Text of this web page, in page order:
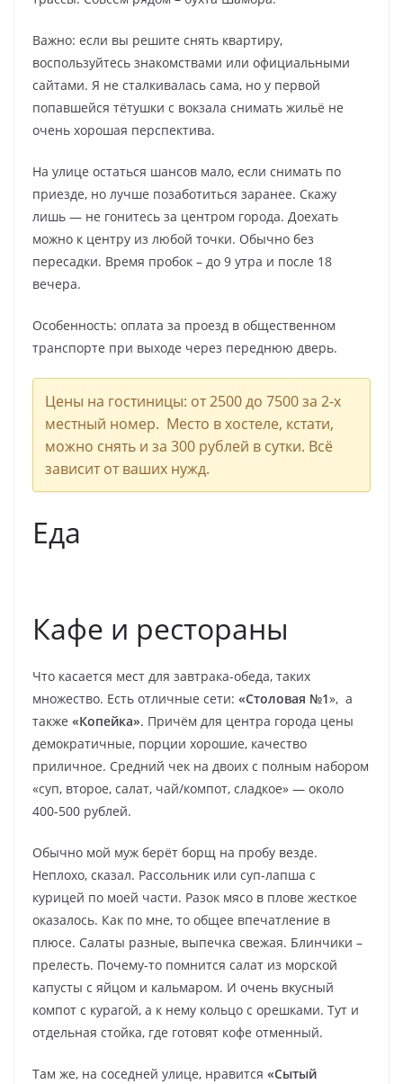
Важно: если вы решите снять квартиру,
воспользуйтесь знакомствами или официальными
сайтами. Я не сталкивалась сама, но у первой
попавшейся тётушки с вокзала снимать жильё не
очень хорошая перспектива.
На улице остаться шансов мало, если снимать по
приезде, но лучше позаботиться заранее. Скажу
лишь — не гонитесь за центром города. Доехать
можно к центру из любой точки. Обычно без
пересадки. Время пробок – до 9 утра и после 18
вечера.
Особенность: оплата за проезд в общественном
транспорте при выходе через переднюю дверь.
Цены на гостиницы: от 2500 до 7500 за 2-х
местный номер. Место в хостеле, кстати,
можно снять и за 300 рублей в сутки. Всё
зависит от ваших нужд.
Еда
Кафе и рестораны
Что касается мест для завтрака-обеда, таких
множество. Есть отличные сети: «Столовая №1», а
также «Копейка». Причём для центра города цены
демократичные, порции хорошие, качество
приличное. Средний чек на двоих с полным набором
«суп, второе, салат, чай/компот, сладкое» — около
400-500 рублей.
Обычно мой муж берёт борщ на пробу везде.
Неплохо, сказал. Рассольник или суп-лапша с
курицей по моей части. Разок мясо в плове жесткое
оказалось. Как по мне, то общее впечатление в
плюсе. Салаты разные, выпечка свежая. Блинчики –
прелесть. Почему-то помнится салат из морской
капусты с яйцом и кальмаром. И очень вкусный
компот с курагой, а к нему кольцо с орешками. Тут и
отдельная стойка, где готовят кофе отменный.
Там же, на соседней улице, нравится «Сытый